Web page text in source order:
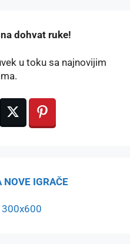
dohvat ruke!
u toku sa najnovijim
NOVE IGRAČE